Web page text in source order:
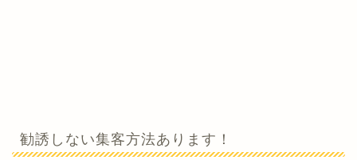
勧誘しない集客方法あります！